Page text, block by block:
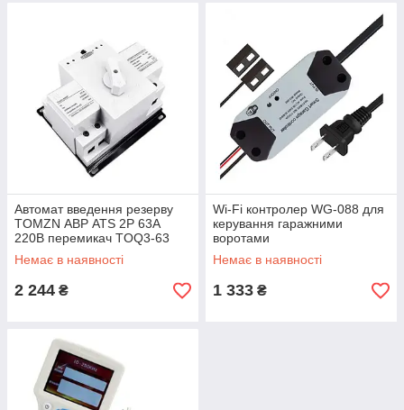
Автомат введення резерву
TOMZN АВР ATS 2P 63А
220В перемикач TOQ3-63
Немає в наявності
2 244 ₴
Wi-Fi контролер WG-088 для
керування гаражними
воротами
Немає в наявності
1 333 ₴